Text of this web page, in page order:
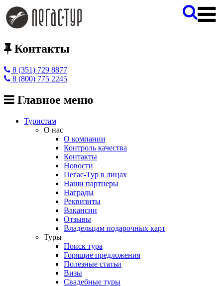
Контакты
8 (351) 729 8877
8 (800) 775 2245
Главное меню
Туристам
О нас
О компании
Контроль качества
Контакты
Новости
Пегас-Тур в лицах
Наши партнеры
Награды
Реквизиты
Вакансии
Отзывы
Владельцам подарочных карт
Туры
Поиск тура
Горящие предложения
Полезные статьи
Визы
Свадебные туры